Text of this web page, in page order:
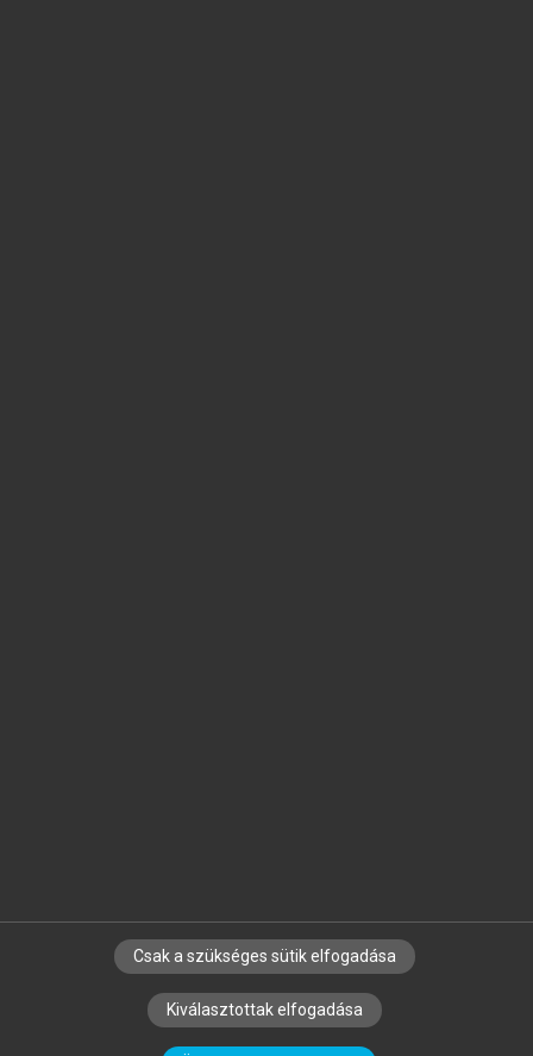
SZERZŐKNEK CÉGEKNEK KÖNYVTÁROSOKNAK
SZERKESZTÉSI ÉS LEKTORÁLÁSI ALAPELVEK
Csak a szükséges sütik elfogadása
Kiválasztottak elfogadása